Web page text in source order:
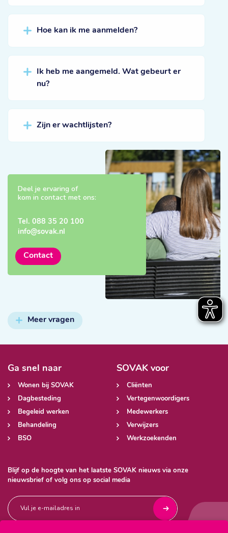
Hoe kan ik me aanmelden?
Ik heb me aangemeld. Wat gebeurt er
nu?
Zijn er wachtlijsten?
Deel je ervaring of
kom in contact met ons:
Tel. 088 35 20 100
info@sovak.nl
Contact
Meer vragen
Blijf op de hoogte van het laatste SOVAK nieuws via onze
nieuwsbrief of volg ons op social media
Ga snel naar
Wonen bij SOVAK
Dagbesteding
Begeleid werken
Behandeling
BSO
SOVAK voor
Cliënten
Vertegenwoordigers
Medewerkers
Verwijzers
Werkzoekenden